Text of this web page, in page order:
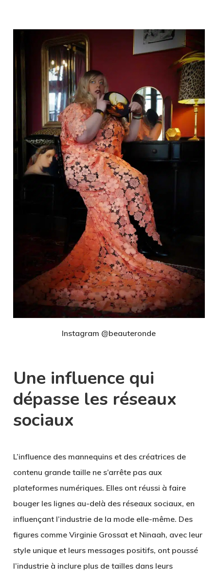
Instagram @beauteronde
Une influence qui
dépasse les réseaux
sociaux
L’influence des mannequins et des créatrices de
contenu grande taille ne s’arrête pas aux
plateformes numériques. Elles ont réussi à faire
bouger les lignes au-delà des réseaux sociaux, en
influençant l’industrie de la mode elle-même. Des
figures commeVirginie Grossatet Ninaah, avec leur
style unique et leurs messages positifs, ont poussé
l’industrie à inclure plus de tailles dans leurs